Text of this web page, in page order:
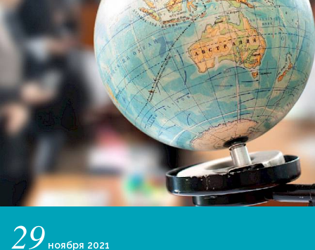
29 ноября 2021